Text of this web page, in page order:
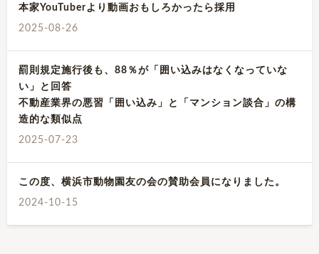
本家YouTuberより動画おもしろかったら採用
2025-08-26
罰則規定施行後も、88％が「囲い込みはなくなっていな
い」と回答
不動産業界の悪習「囲い込み」と「マンション談合」の構
造的な類似点
2025-07-23
この度、横浜市動物園友の会の賛助会員になりました。
2024-10-15